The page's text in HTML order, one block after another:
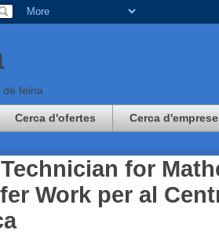
de feina
Cerca d'ofertes Cerca
for
Work per al